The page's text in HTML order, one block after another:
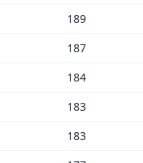
189
187
184
183
183